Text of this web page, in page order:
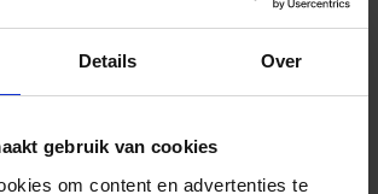
Details Over
gebruik van cookies
om content en advertenties te
+
Stuk